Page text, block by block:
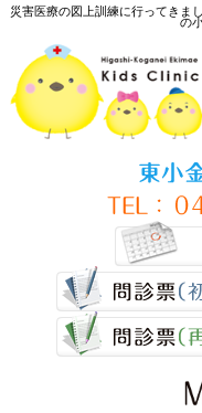
災害医療の図上訓練に行ってきま
の